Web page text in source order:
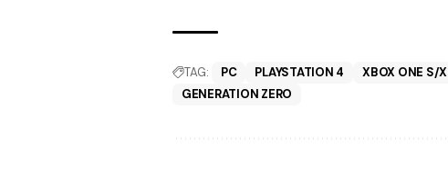
TAG: PC PLAYSTATION 4 XBOX ONE S/X
GENERATION ZERO